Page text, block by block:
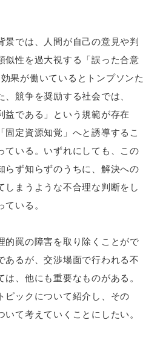
では、人間が自己の意見や判
似性を過大視する「誤った合意
果が働いているとトンプソンた
競争を奨励する社会では、
益である」という規範が存在
固定資源知覚」へと誘導するこ
ている。いずれにしても、この
らず知らずのうちに、解決への
しまうような不合理な判断をし
いる。
罠の障害を取り除くことがで
あるが、交渉場面で行われる不
、他にも重要なものがある。
ピックについて紹介し、その
て考えていくことにしたい。